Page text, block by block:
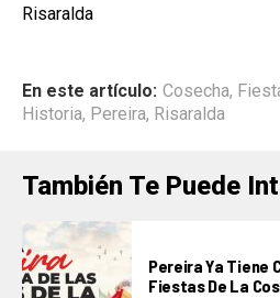
Risaralda
En este artículo: Cosecha,
Historia, Pereira, Risaralda
También Te Puede
Pereira Ya Tiene
Fiestas De La